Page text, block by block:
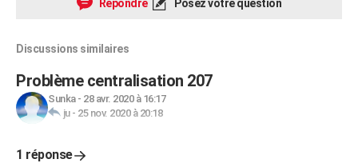
Répondre Posez votre question
Discussions similaires
Problème centralisation 207
Sunka- 28 avr. 2020 à 16:17
ju- 25 nov. 2020 à 20:18
1 réponse